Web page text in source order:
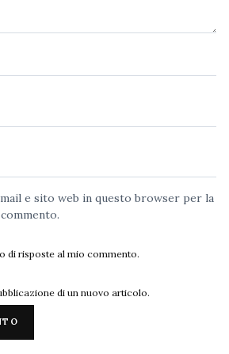
e sito web in questo browser per la
di risposte al mio commento.
di un nuovo articolo.